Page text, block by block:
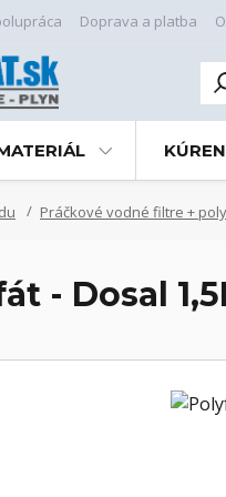
Doprava a platba
Práčkové vodné filtre +
- Dosal